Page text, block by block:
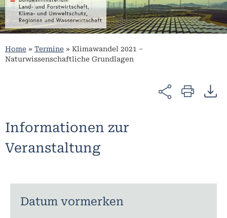
Home » Termine » Klimawandel 2021 –
Naturwissenschaftliche Grundlagen
Informationen zur
Veranstaltung
Datum vormerken